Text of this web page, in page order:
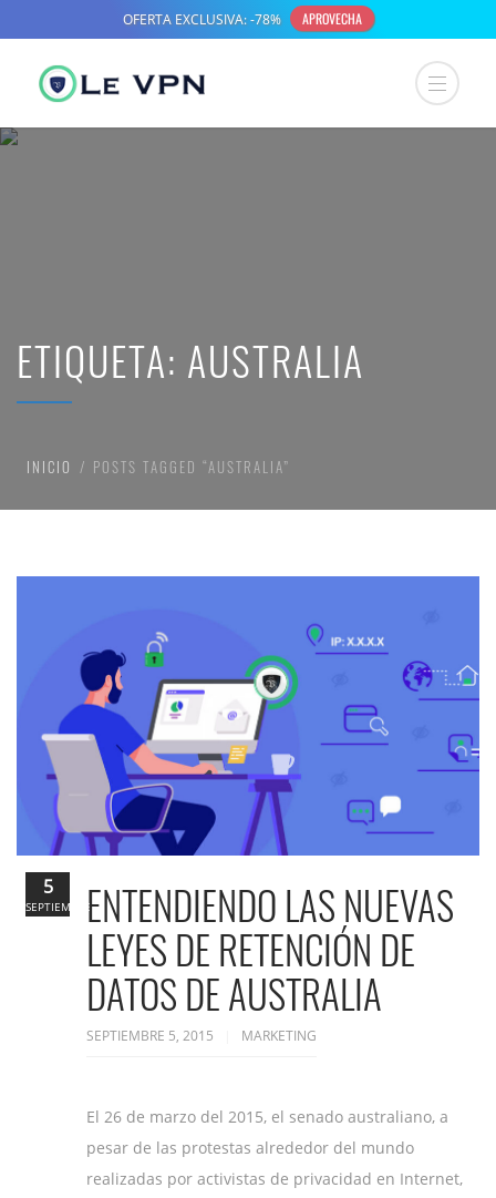
ETIQUETA: AUSTRALIA
INICIO POSTS TAGGED “AUSTRALIA”
ENTENDIENDO LAS NUEVAS
LEYES DE RETENCIÓN DE
DATOS DE AUSTRALIA
SEPTIEMBRE 5, 2015 MARKETING
El 26 de marzo del 2015, el senado australiano, a
pesar de las protestas alrededor del mundo
realizadas por activistas de privacidad en Internet,
5
SEPTIEMBRE